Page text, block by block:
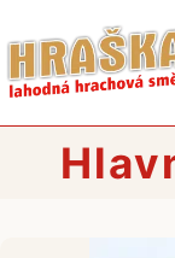
na
obsah